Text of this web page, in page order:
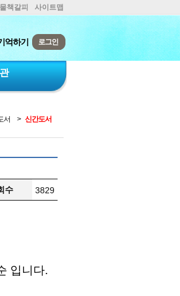
책갈피 사이트맵
억하기
서 > 신간도서
수 3829
입니다.